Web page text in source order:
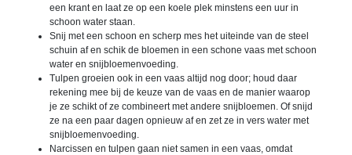
een krant en laat ze op een koele plek minstens een uur in
schoon water staan.
Snij met een schoon en scherp mes het uiteinde van de steel
schuin af en schik de bloemen in een schone vaas met schoon
water en snijbloemenvoeding.
Tulpen groeien ook in een vaas altijd nog door; houd daar
rekening mee bij de keuze van de vaas en de manier waarop
je ze schikt of ze combineert met andere snijbloemen. Of snijd
ze na een paar dagen opnieuw af en zet ze in vers water met
snijbloemenvoeding.
Narcissen en tulpen gaan niet samen in een vaas, omdat